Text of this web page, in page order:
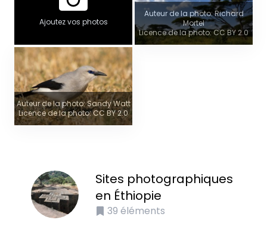
Ajoutez vos photos
Auteur de la photo: Richard
Mortel
Licence de la photo: CC BY 2.0
Auteur de la photo: Sandy Watt
Licence de la photo: CC BY 2.0
Sites photographiques
en Éthiopie
39 éléments